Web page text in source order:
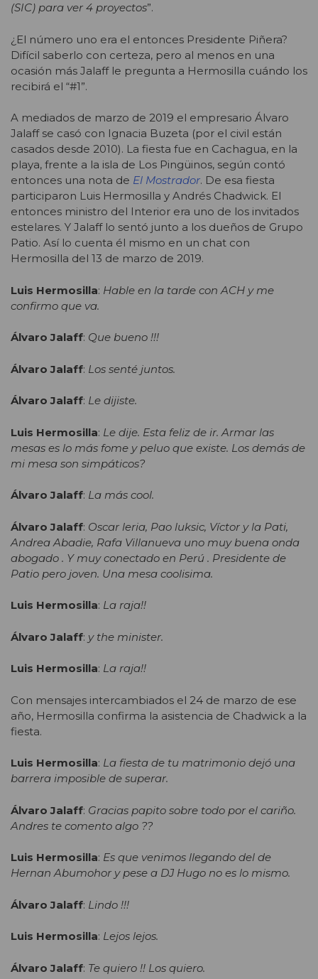
(SIC) para ver 4 proyectos”.
¿El número uno era el entonces Presidente Piñera?
Difícil saberlo con certeza, pero al menos en una
ocasión más Jalaff le pregunta a Hermosilla cuándo los
recibirá el “#1”.
A mediados de marzo de 2019 el empresario Álvaro
Jalaff se casó con Ignacia Buzeta (por el civil están
casados desde 2010). La fiesta fue en Cachagua, en la
playa, frente a la isla de Los Pingüinos, según contó
entonces una nota de El Mostrador. De esa fiesta
participaron Luis Hermosilla y Andrés Chadwick. El
entonces ministro del Interior era uno de los invitados
estelares. Y Jalaff lo sentó junto a los dueños de Grupo
Patio. Así lo cuenta él mismo en un chat con
Hermosilla del 13 de marzo de 2019.
Luis Hermosilla: Hable en la tarde con ACH y me
confirmo que va.
Álvaro Jalaff: Que bueno !!!
Álvaro Jalaff: Los senté juntos.
Álvaro Jalaff: Le dijiste.
Luis Hermosilla: Le dije. Esta feliz de ir. Armar las
mesas es lo más fome y peluo que existe. Los demás de
mi mesa son simpáticos?
Álvaro Jalaff: La más cool.
Álvaro Jalaff: Oscar leria, Pao luksic, Víctor y la Pati,
Andrea Abadie, Rafa Villanueva uno muy buena onda
abogado . Y muy conectado en Perú . Presidente de
Patio pero joven. Una mesa coolisima.
Luis Hermosilla: La raja!!
Álvaro Jalaff: y the minister.
Luis Hermosilla: La raja!!
Con mensajes intercambiados el 24 de marzo de ese
año, Hermosilla confirma la asistencia de Chadwick a la
fiesta.
Luis Hermosilla: La fiesta de tu matrimonio dejó una
barrera imposible de superar.
Álvaro Jalaff: Gracias papito sobre todo por el cariño.
Andres te comento algo ??
Luis Hermosilla: Es que venimos llegando del de
Hernan Abumohor y pese a DJ Hugo no es lo mismo.
Álvaro Jalaff: Lindo !!!
Luis Hermosilla: Lejos lejos.
Álvaro Jalaff: Te quiero !! Los quiero.